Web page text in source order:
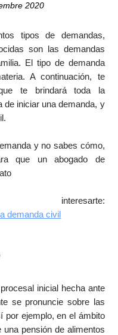
2020
tipos de demandas,
son las demandas
El tipo de demanda
A continuación, te
te brindará toda la
de iniciar una demanda, y
y no sabes cómo,
que un abogado de
interesarte:
demanda civil
inicial hecha ante
se pronuncie sobre las
por ejemplo, en el ámbito
pensión de alimentos